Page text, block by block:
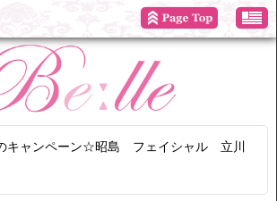
キャンペーン☆昭島 フェイシャル 立川